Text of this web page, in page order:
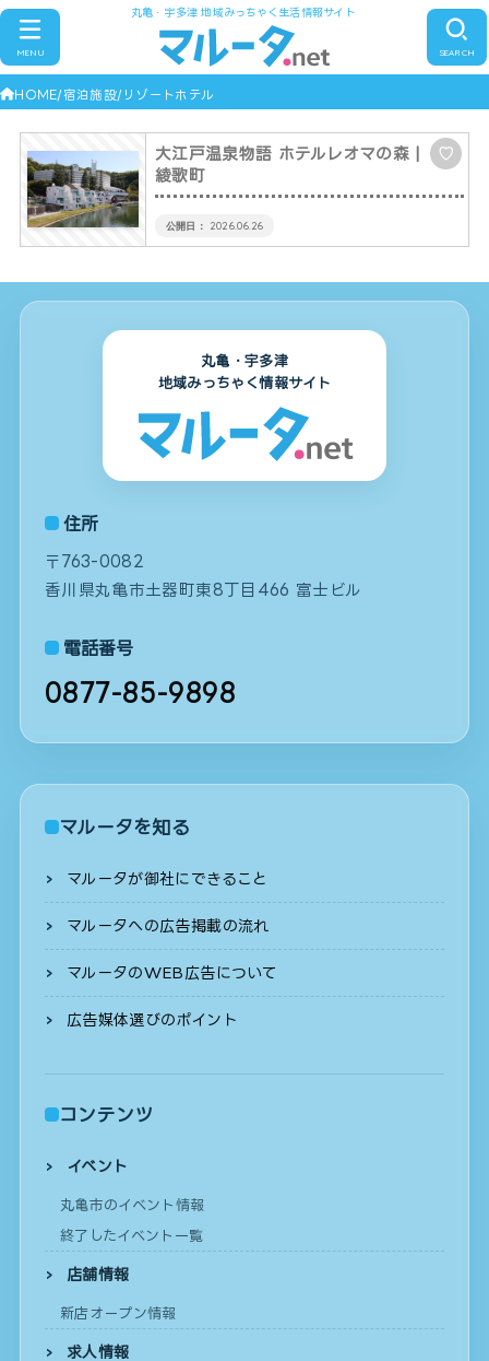
丸亀・宇多津 地域みっちゃく生活情報サイト
SEARCH
MENU
HOME 宿泊施設 リゾートホテル
大江戸温泉物語 ホテルレオマの森 ♡
|
綾歌町
2026.06.26
丸亀・宇多津
地域みっちゃく情報サイト
住所
〒763-0082
香川県丸亀市土器町東8丁目466 富士ビル
電話番号
0877-85-9898
マルータを知る
マルータが御社にできること
マルータへの広告掲載の流れ
マルータのWEB広告について
広告媒体選びのポイント
コンテンツ
イベント
丸亀市のイベント情報
終了したイベント一覧
店舗情報
新店オープン情報
求人情報